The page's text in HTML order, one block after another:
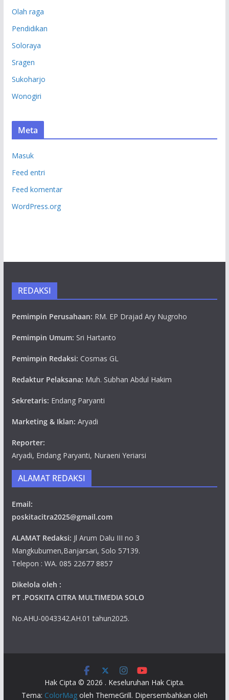
Olah raga
Pendidikan
Soloraya
Sragen
Sukoharjo
Wonogiri
Meta
Masuk
Feed entri
Feed komentar
WordPress.org
REDAKSI
Pemimpin Perusahaan: RM. EP Drajad Ary Nugroho
Pemimpin Umum: Sri Hartanto
Pemimpin Redaksi: Cosmas GL
Redaktur Pelaksana: Muh. Subhan Abdul Hakim
Sekretaris: Endang Paryanti
Marketing & Iklan: Aryadi
Reporter:
Aryadi, Endang Paryanti, Nuraeni Yeriarsi
ALAMAT REDAKSI
Email:
poskitacitra2025@gmail.com
ALAMAT Redaksi: Jl Arum Dalu III no 3
Mangkubumen,Banjarsari, Solo 57139.
Telepon : WA. 085 22677 8857
Dikelola oleh :
PT .POSKITA CITRA MULTIMEDIA SOLO
No.AHU-0043342.AH.01 tahun2025.
Hak Cipta © 2026 . Keseluruhan Hak Cipta.
Tema: ColorMagoleh ThemeGrill. Dipersembahkan oleh